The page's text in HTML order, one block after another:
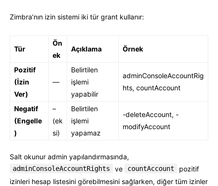
Zimbra’nın izin sistemi iki tür grant kullanır:
Tür
Ön
ek
Açıklama Örnek
Pozitif
(İzin
Ver)
—
Belirtilen
işlemi
yapabilir
adminConsoleAccountRig
hts, countAccount
Negatif
(Engelle
)
–
(ek
si)
Belirtilen
işlemi
yapamaz
-deleteAccount, -
modifyAccount
Salt okunur admin yapılandırmasında,
adminConsoleAccountRights ve countAccount
pozitif
izinleri hesap listesini görebilmesini sağlarken, diğer tüm izinler